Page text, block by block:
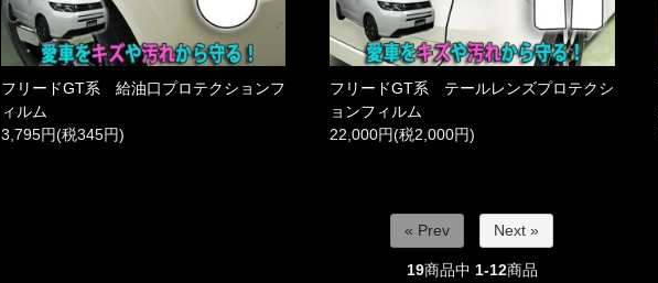
フリードGT系 給油口プロテクションフ
ィルム
3,795円(税345円)
フリードGT系 テールレンズプロテクシ
ョンフィルム
22,000円(税2,000円)
« Prev Next »
19商品中 1-12商品